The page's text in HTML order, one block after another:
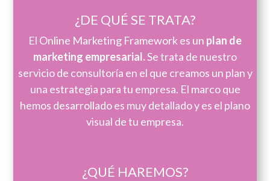
¿DE QUÉ SE TRATA?
El Online Marketing Framework es un plan de
marketing empresarial.Se trata de nuestro
servicio de consultoría en el que creamos un plan y
una estrategia para tu empresa. El marco que
hemos desarrollado es muy detallado y es el plano
visual de tu empresa.
¿QUÉ HAREMOS?